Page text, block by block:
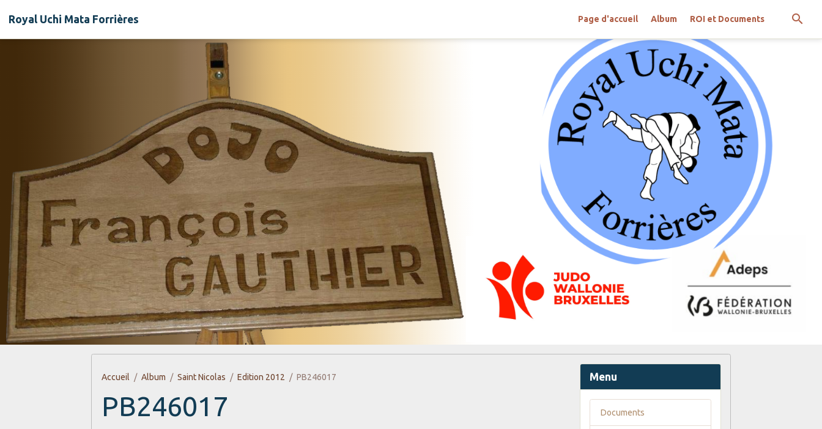
Royal Uchi Mata Forrières Page d'accueil Album ROI et Documents
Accueil Album Saint Nicolas Edition 2012 PB246017
PB246017
Menu
Documents